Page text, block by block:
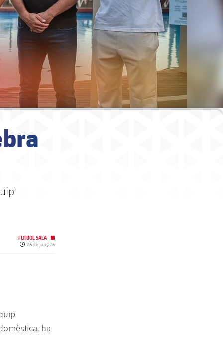
FUTBOL SALA
Data de publicació
26 de juny 26
ha